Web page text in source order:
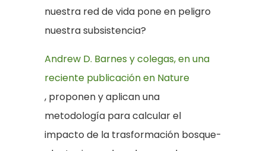
nuestra red de vida pone en peligro
nuestra subsistencia?
Andrew D. Barnes y colegas, en una
reciente publicación en Nature
, proponen y aplican una
metodología para calcular el
impacto de la trasformación bosque-